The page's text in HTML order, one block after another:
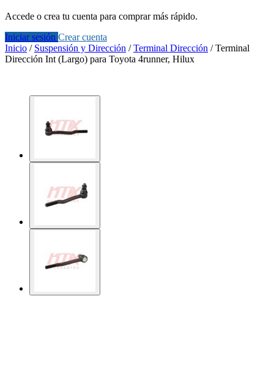
Accede o crea tu cuenta para comprar más rápido.
Iniciar sesión Crear cuenta
Inicio / Suspensión y Dirección /Terminal Dirección /Terminal
Dirección Int (Largo) para Toyota 4runner, Hilux